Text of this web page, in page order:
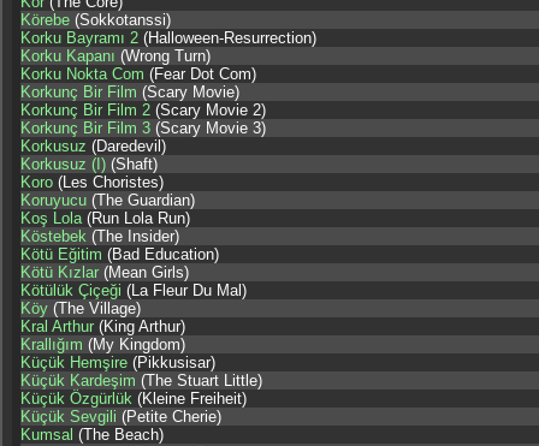
Körebe (Sokkotanssi)
Korku Bayramı 2 (Halloween-Resurrection)
Korku Kapanı (Wrong Turn)
Korku Nokta Com (Fear Dot Com)
Korkunç Bir Film (Scary Movie)
Korkunç Bir Film 2 (Scary Movie 2)
Korkunç Bir Film 3 (Scary Movie 3)
Korkusuz (Daredevil)
Korkusuz (I) (Shaft)
Koro (Les Choristes)
Koruyucu (The Guardian)
Koş Lola(Run Lola Run)
Köstebek (The Insider)
Kötü Eğitim (Bad Education)
Kötü Kızlar (Mean Girls)
Kötülük Çiçeği (La Fleur Du Mal)
Köy (The Village)
Kral Arthur (King Arthur)
Krallığım (My Kingdom)
Küçük Hemşire (Pikkusisar)
Küçük Kardeşim (The Stuart Little)
Küçük Özgürlük (Kleine Freiheit)
Küçük Sevgili (Petite Cherie)
Kumsal (The Beach)